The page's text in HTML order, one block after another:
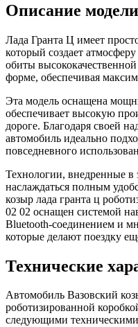
Описание модели
Лада Гранта Ц имеет
который создает
обиты
форме, обеспечивая
Эта модель оснащена
обеспечивает высокую
дороге. Благодаря своей
автомобиль идеально
повседневного
Технологии, внедренные в
наслаждаться полным
козыр лада гранта ц
02 02 оснащен системой
Bluetooth-соединением и
которые делают поездку
Технические
Автомобиль Вазовский
роботизированной
следующими